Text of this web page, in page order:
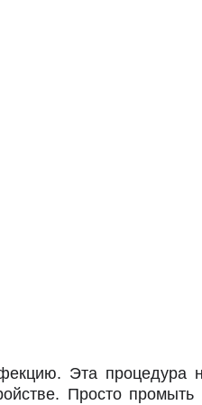
Эта процедура
Просто